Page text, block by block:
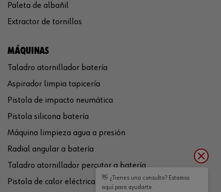
Paleta de albañil
Extractor de tornillos
MÁQUINAS
Taladro atornillador batería
Aspirador limpia tapicería
Pistola de impacto neumática
Pistola silicona batería
Máquina limpieza agua a presión
Radial angular a batería
Taladro atornillador percutor a batería
Pistola de calor eléctrica
👋 ¿Tienes una consulta? Estamos
aquí para ayudarte.